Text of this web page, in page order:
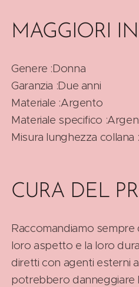
MAGGIORI
Genere :Donna
Garanzia :Due anni
Materiale :Argento
Materiale specifico
Misura lunghezza collana
CURA DEL
Raccomandiamo sempre
loro aspetto e la loro
diretti con agenti esterni
potrebbero danneggiare